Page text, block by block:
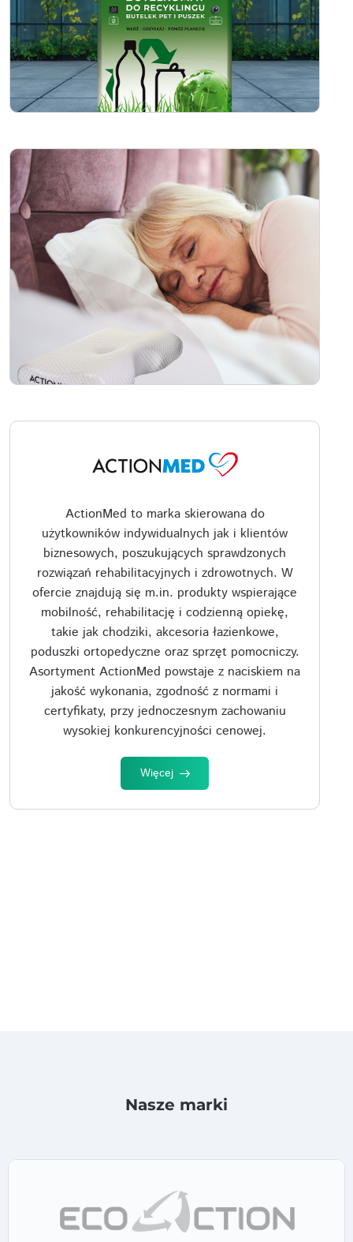
ActionMed to marka skierowana do
użytkowników indywidualnych jak i klientów
biznesowych, poszukujących sprawdzonych
rozwiązań rehabilitacyjnych i zdrowotnych. W
ofercie znajdują się m.in. produkty wspierające
mobilność, rehabilitację i codzienną opiekę,
takie jak chodziki, akcesoria łazienkowe,
poduszki ortopedyczne oraz sprzęt pomocniczy.
Asortyment ActionMed powstaje z naciskiem na
jakość wykonania, zgodność z normami i
certyfikaty, przy jednoczesnym zachowaniu
wysokiej konkurencyjności cenowej.
Więcej
Nasze marki